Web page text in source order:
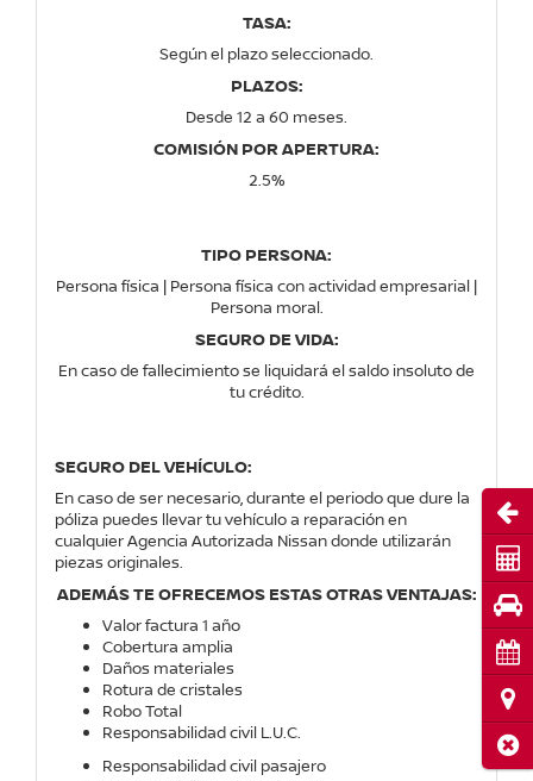
TASA:
Según el plazo seleccionado.
PLAZOS:
Desde 12 a 60 meses.
COMISIÓN POR APERTURA:
2.5%
TIPO PERSONA:
Persona física | Persona física con actividad empresarial |
Persona moral.
SEGURO DE VIDA:
En caso de fallecimiento se liquidará el saldo insoluto de
tu crédito.
SEGURO DEL VEHÍCULO:
En caso de ser necesario, durante el periodo que dure la
póliza puedes llevar tu vehículo a reparación en
cualquier Agencia Autorizada Nissan donde utilizarán
piezas originales.
ADEMÁS TE OFRECEMOS ESTAS OTRAS VENTAJAS:
Valor factura 1 año
Cobertura amplia
Daños materiales
Rotura de cristales
Robo Total
Responsabilidad civil L.U.C.
Responsabilidad civil pasajero